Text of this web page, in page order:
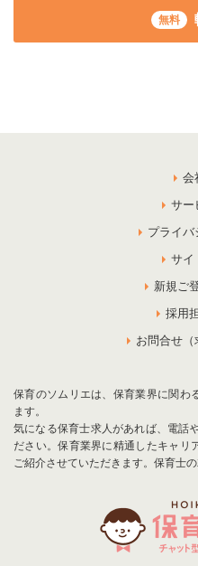
無料
会
サー
プライバ
サイ
新規ご
採用
お問合せ（
保育のソムリエは、保育業界に関わ
ます。
気になる保育士求人があれば、電話
ださい。保育業界に精通したキャリ
ご紹介させていただきます。保育士